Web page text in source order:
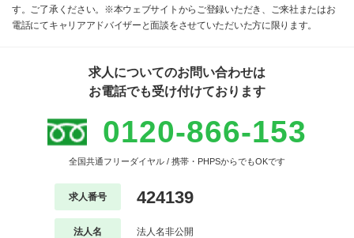
す。ご了承ください。※本ウェブサイトからご登録いただき、ご来社またはお
電話にてキャリアアドバイザーと面談をさせていただいた方に限ります。
求人についてのお問い合わせは
お電話でも受け付けております
0120-866-153
全国共通フリーダイヤル / 携帯・PHPSからでもOKです
求人番号 424139
法人名 法人名非公開